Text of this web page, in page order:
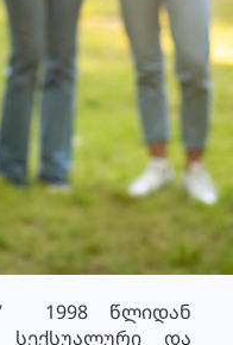
1998 წლიდან
სექსუალური და